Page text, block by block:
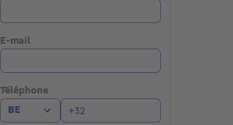
E-mail
Téléphone
BE